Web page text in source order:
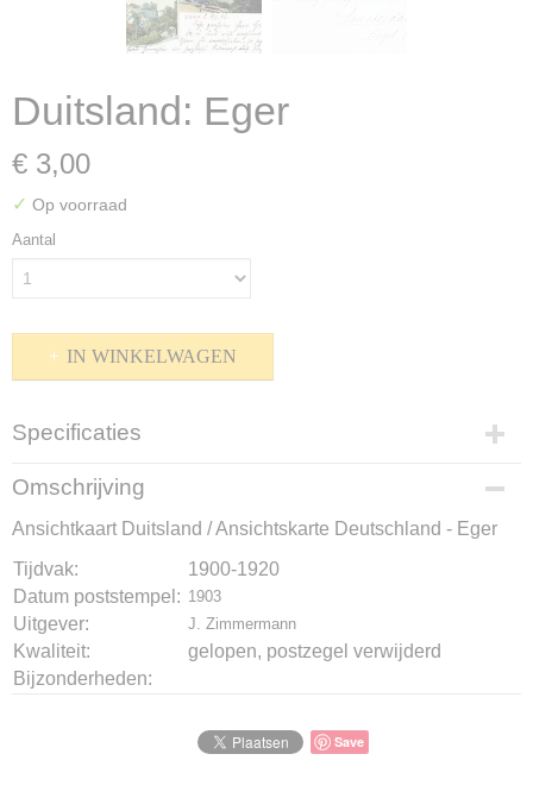
Duitsland: Eger
€ 3,00
✓ Op voorraad
Aantal
IN WINKELWAGEN
Specificaties
Productcode
K-1510-590
Bruto gewicht
Omschrijving
Ansichtkaart Duitsland / Ansichtskarte Deutschland - Eger
Tijdvak:
1900-1920
Datum poststempel: 1903
Uitgever: J. Zimmermann
Kwaliteit:
gelopen, postzegel verwijderd
Bijzonderheden:
Save